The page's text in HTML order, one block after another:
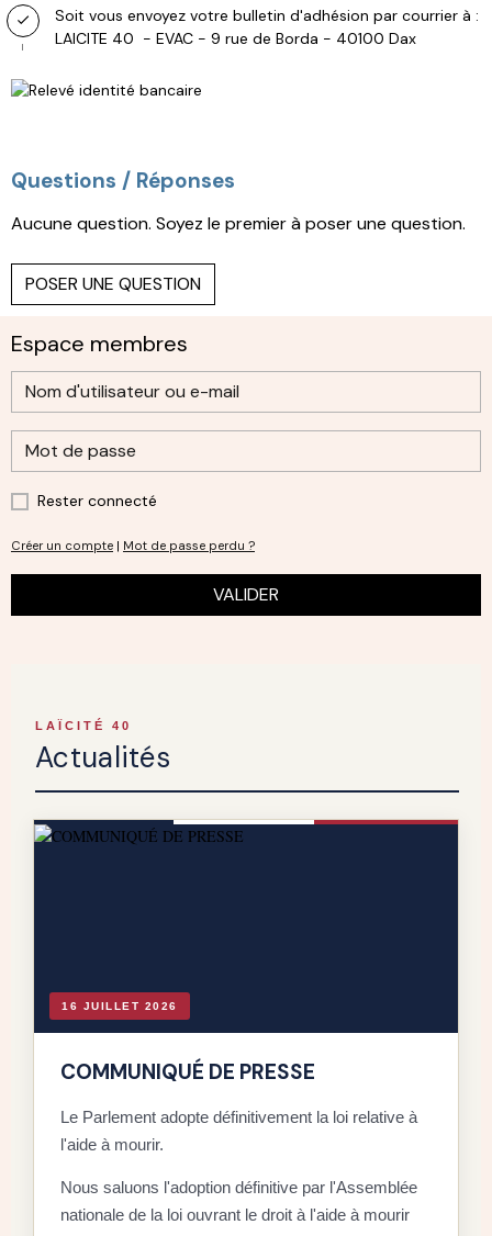
Soit vous envoyez votre bulletin d'adhésion par courrier à :
LAICITE 40 - EVAC - 9 rue de Borda - 40100 Dax
Questions / Réponses
Aucune question. Soyez le premier à poser une question.
POSER UNE QUESTION
Espace membres
Rester connecté
Créer un compte | Mot de passe perdu ?
VALIDER
LAÏCITÉ 40
Actualités
16 JUILLET 2026
COMMUNIQUÉ DE PRESSE
Le Parlement adopte définitivement la loi relative à
l'aide à mourir.
Nous saluons l'adoption définitive par l'Assemblée
nationale de la loi ouvrant le droit à l'aide à mourir